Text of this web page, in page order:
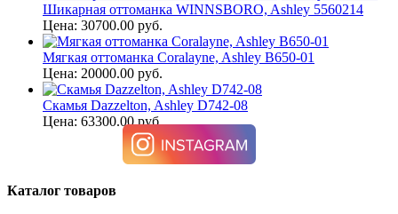
Шикарная оттоманка WINNSBORO, Ashley 5560214
Цена: 30700.00 руб.
Мягкая оттоманка Coralayne, Ashley B650-01
Цена: 20000.00 руб.
Скамья Dazzelton, Ashley D742-08
Цена: 63300.00 руб.
Каталог товаров